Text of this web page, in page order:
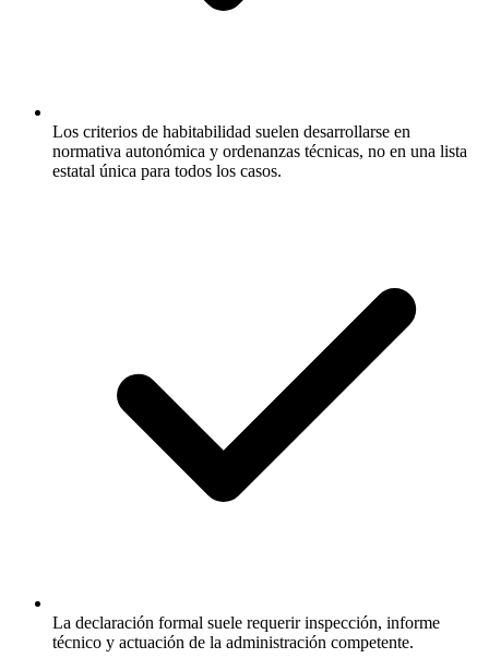
Los criterios de habitabilidad suelen desarrollarse en
normativa autonómica y ordenanzas técnicas, no en una lista
estatal única para todos los casos.
La declaración formal suele requerir inspección, informe
técnico y actuación de la administración competente.